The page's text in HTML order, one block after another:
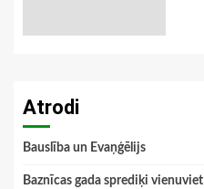
Atrodi
Bauslība un Evaņģēlijs
Baznīcas gada sprediķi vienuviet